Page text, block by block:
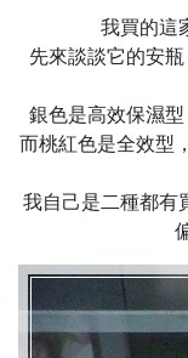
我買的這
先來談談它的安
銀色是高效保濕
而桃紅色是全效型
我自己是二種都有